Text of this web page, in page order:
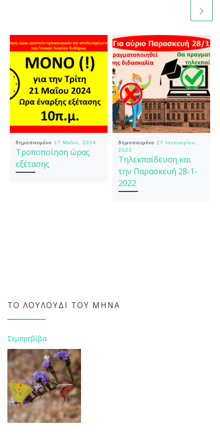
δημοσιευμένο 17 Μαΐου, 2024
Τροποποίηση ώρας
εξέτασης
δημοσιευμένο 27 Ιανουαρίου,
2022
Τηλεκπαίδευση και
την Παρασκευή 28-1-
2022
ΤΟ ΛΟΥΛΟΎΔΙ ΤΟΥ ΜΉΝΑ
Σεμπρεβίβα